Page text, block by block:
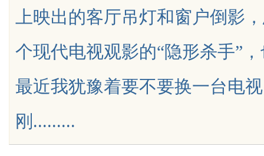
上映出的客厅吊灯和窗户倒影
个现代电视观影的“隐形杀手”
最近我犹豫着要不要换一台电
刚.........